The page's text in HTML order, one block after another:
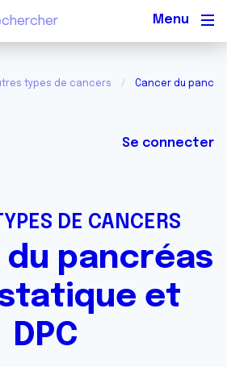
types de cancers Cancer du
Se connecter
DE CANCERS
du pancréas
et
DPC